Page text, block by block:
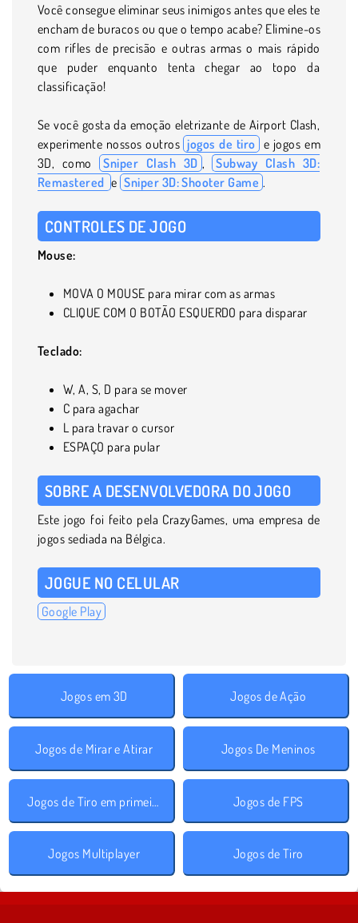
Você consegue eliminar seus inimigos antes que eles te
encham de buracos ou que o tempo acabe? Elimine-os
com rifles de precisão e outras armas o mais rápido
que puder enquanto tenta chegar ao topo da
classificação!
Se você gosta da emoção eletrizante de Airport Clash,
experimente nossos outros jogos de tiro e jogos em
3D, como Sniper Clash 3D , Subway Clash 3D:
Remastered e Sniper 3D: Shooter Game .
CONTROLES DE JOGO
Mouse:
MOVA O MOUSE para mirar com as armas
CLIQUE COM O BOTÃO ESQUERDO para disparar
Teclado:
W, A, S, D para se mover
C para agachar
L para travar o cursor
ESPAÇO para pular
SOBRE A DESENVOLVEDORA DO JOGO
Este jogo foi feito pela CrazyGames, uma empresa de
jogos sediada na Bélgica.
JOGUE NO CELULAR
Google Play
Jogos em 3D Jogos de Ação
Jogos de Mirar e Atirar Jogos De Meninos
Jogos de Tiro em primeira pessoa Jogos de FPS
Jogos Multiplayer Jogos de Tiro